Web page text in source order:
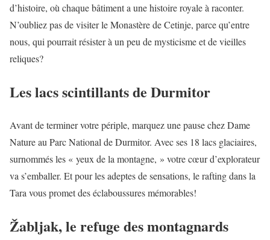
d’histoire, où chaque bâtiment a une histoire royale à raconter.
N’oubliez pas de visiter le Monastère de Cetinje, parce qu’entre
nous, qui pourrait résister à un peu de mysticisme et de vieilles
reliques?
Les lacs scintillants de Durmitor
Avant de terminer votre périple, marquez une pause chez Dame
Nature au Parc National de Durmitor. Avec ses 18 lacs glaciaires,
surnommés les « yeux de la montagne, » votre cœur d’explorateur
va s’emballer. Et pour les adeptes de sensations, le rafting dans la
Tara vous promet des éclaboussures mémorables!
Žabljak, le refuge des montagnards